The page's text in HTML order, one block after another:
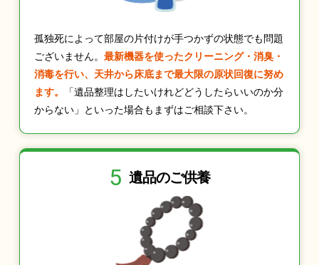
孤独死によって部屋の片付けが手つかずの状態でも問題
ございません。 最新機器を使ったクリーニング・消臭・
消毒を行い、天井から床底まで最大限の原状回復に努め
ます。
「遺品整理はしたいけれどどうしたらいいのか分
からない」といった場合もまずはご相談下さい。
5 遺品のご供養